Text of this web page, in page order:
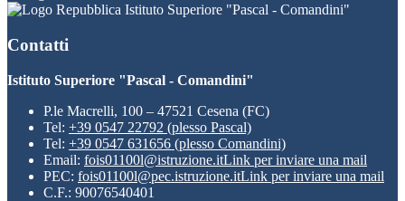
Istituto Superiore "Pascal - Comandini"
Contatti
Istituto Superiore "Pascal - Comandini"
P.le Macrelli, 100 – 47521 Cesena (FC)
Tel: +39 0547 22792 (plesso Pascal)
Tel: +39 0547 631656 (plesso Comandini)
Email: fois01100l@istruzione.itLink per inviare una mail
PEC: fois01100l@pec.istruzione.itLink per inviare una mail
C.F.: 90076540401